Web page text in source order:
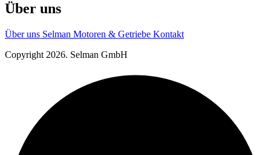
Über uns
Über uns Selman Motoren & Getriebe Kontakt
Copyright 2026. Selman GmbH